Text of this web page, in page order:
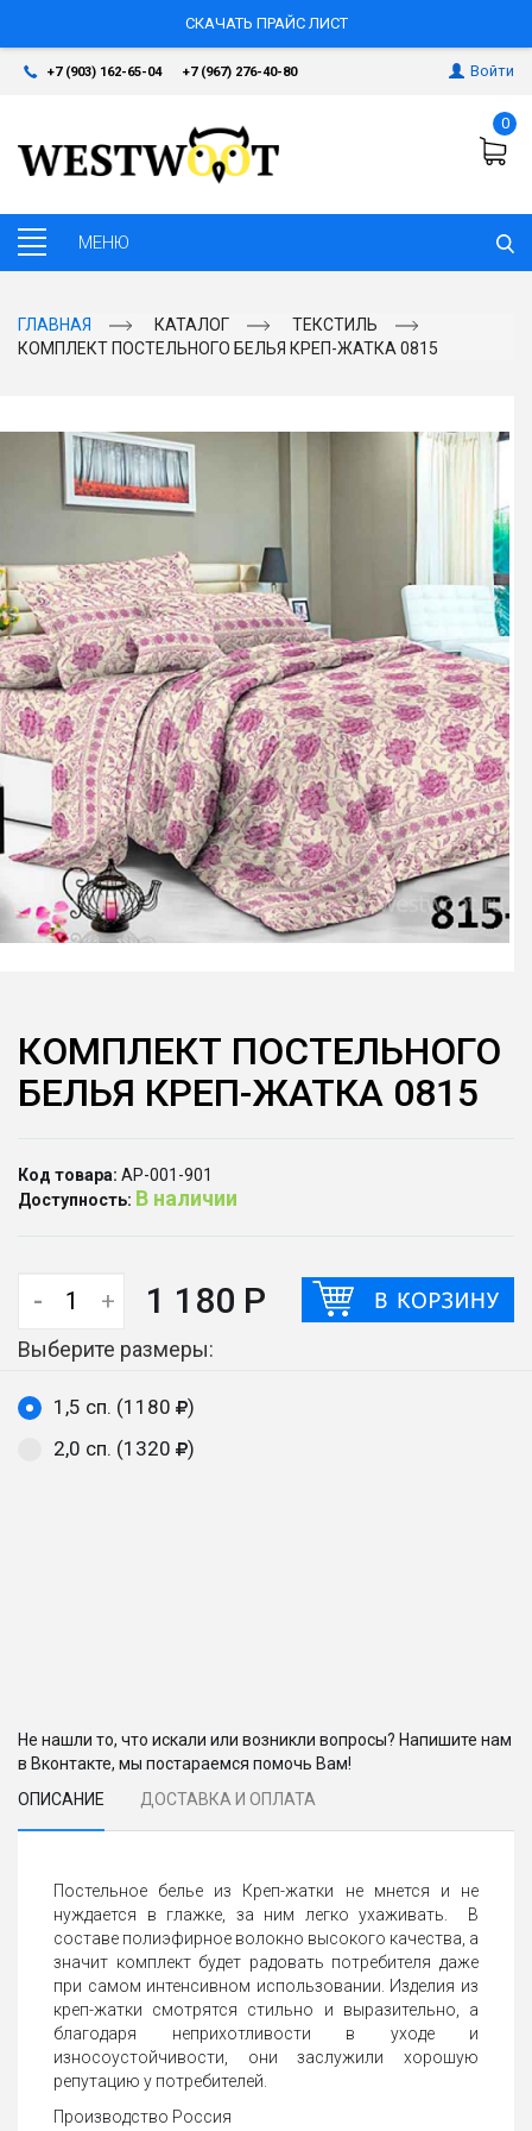
СКАЧАТЬ ПРАЙС ЛИСТ
+7 (903) 162-65-04 +7 (967) 276-40-80 Войти
0
ГЛАВНАЯ КАТАЛОГ
ТЕКСТИЛЬ
КОМПЛЕКТ ПОСТЕЛЬНОГО БЕЛЬЯ КРЕП-ЖАТКА 0815
КОМПЛЕКТ ПОСТЕЛЬНОГО
БЕЛЬЯ КРЕП-ЖАТКА 0815
Код товара: АР-001-901
Доступность: В наличии
- + 1 180 Р
Выберите размеры:
1,5 сп. (1180
)
2,0 сп. (1320
)
Не нашли то, что искали или возникли вопросы? Напишите нам
в Вконтакте, мы постараемся помочь Вам!
ОПИСАНИЕ
ДОСТАВКА И ОПЛАТА
Постельное белье из Креп-жатки не мнется и не
нуждается в глажке, за ним легко ухаживать. В
составе полиэфирное волокно высокого качества, а
значит комплект будет радовать потребителя даже
при самом интенсивном использовании. Изделия из
креп-жатки смотрятся стильно и выразительно, а
благодаря неприхотливости в уходе и
износоустойчивости, они заслужили хорошую
репутацию у потребителей.
Производство Россия